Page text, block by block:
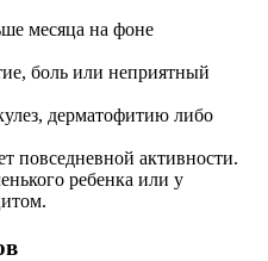
месяца на фоне
боль или неприятный
дерматофитию либо
повседневной активности.
ребенка или у